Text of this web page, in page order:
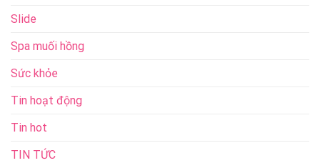
Slide
Spa muối hồng
Sức khỏe
Tin hoạt động
Tin hot
TIN TỨC